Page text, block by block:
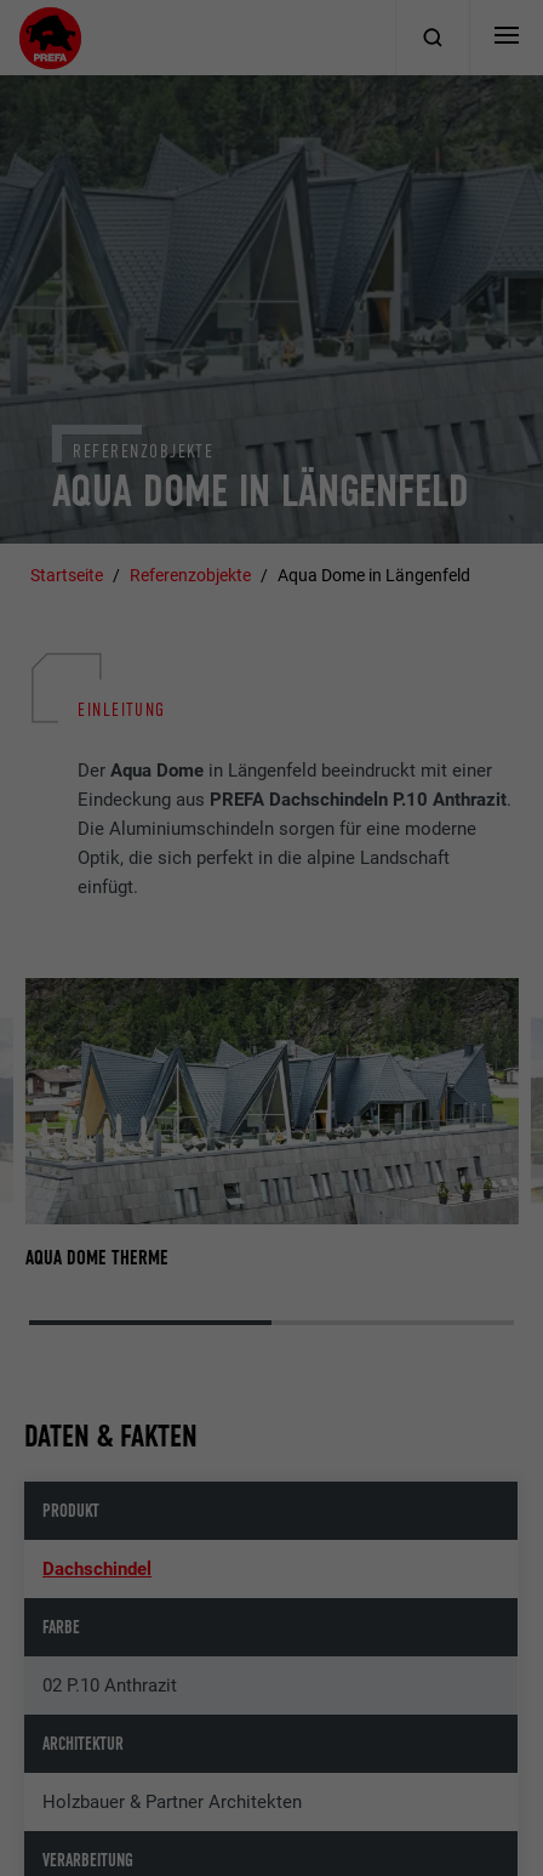
AQUA DOME IN LÄNGENFELD
REFERENZOBJEKTE
Startseite Referenzobjekte Aqua Dome in Längenfeld
EINLEITUNG
DerAqua Dome in Längenfeld beeindruckt mit einer
Eindeckung aus PREFA Dachschindeln P.10 Anthrazit.
Die Aluminiumschindeln sorgen für eine moderne
Optik, die sich perfekt in die alpine Landschaft
einfügt.
AQUA DOME THERME
DATEN & FAKTEN
PRODUKT
Dachschindel
FARBE
02 P.10 Anthrazit
ARCHITEKTUR
Holzbauer & Partner Architekten
VERARBEITUNG